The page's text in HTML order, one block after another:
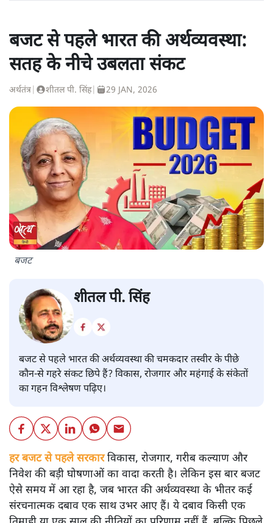
बजट से पहले भारत की अर्थव्यवस्था:
सतह के नीचे उबलता संकट
अर्थतंत्र शीतल पी. सिंह| 29 JAN, 2026
बजट
शीतल पी. सिंह
बजट से पहले भारत की अर्थव्यवस्था की चमकदार तस्वीर के पीछे
कौन-से गहरे संकट छिपे हैं? विकास, रोजगार और महंगाई के संकेतों
का गहन विश्लेषण पढ़िए।
हर बजट से पहले सरकारविकास, रोजगार, गरीब कल्याण और
निवेश की बड़ी घोषणाओं का वादा करती है। लेकिन इस बार बजट
ऐसे समय में आ रहा है, जब भारत की अर्थव्यवस्था के भीतर कई
संरचनात्मक दबाव एक साथ उभर आए हैं। ये दबाव किसी एक